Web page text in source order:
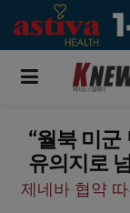
“월북 미군
유의지로
제네바 협약